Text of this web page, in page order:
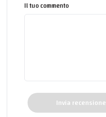
Il tuo commento
Invia recensione